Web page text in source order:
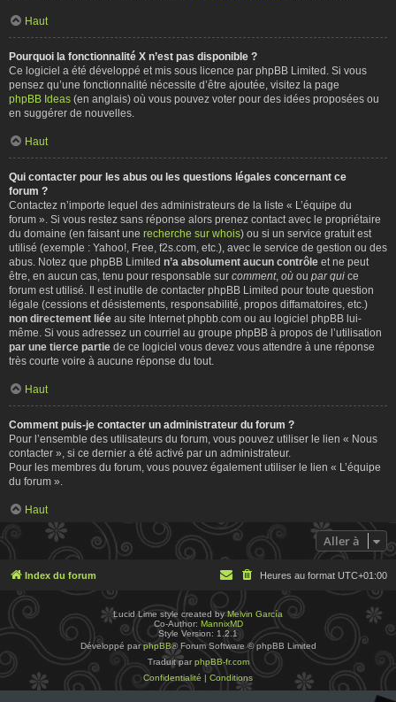
Haut
Pourquoi la fonctionnalité X n’est pas disponible ?
Ce logiciel a été développé et mis sous licence par phpBB Limited. Si vous
pensez qu’une fonctionnalité nécessite d’être ajoutée, visitez la page
phpBB Ideas (en anglais) où vous pouvez voter pour des idées proposées ou
en suggérer de nouvelles.
Haut
Qui contacter pour les abus ou les questions légales concernant ce
forum ?
Contactez n’importe lequel des administrateurs de la liste « L’équipe du
forum ». Si vous restez sans réponse alors prenez contact avec le propriétaire
du domaine (en faisant une recherche sur whois) ou si un service gratuit est
utilisé (exemple : Yahoo!, Free, f2s.com, etc.), avec le service de gestion ou des
abus. Notez que phpBB Limited n’a absolument aucun contrôle et ne peut
être, en aucun cas, tenu pour responsable sur comment, où ou par qui ce
forum est utilisé. Il est inutile de contacter phpBB Limited pour toute question
légale (cessions et désistements, responsabilité, propos diffamatoires, etc.)
non directement liée au site Internet phpbb.com ou au logiciel phpBB lui-
même. Si vous adressez un courriel au groupe phpBB à propos de l’utilisation
par une tierce partie de ce logiciel vous devez vous attendre à une réponse
très courte voire à aucune réponse du tout.
Haut
Comment puis-je contacter un administrateur du forum ?
Pour l’ensemble des utilisateurs du forum, vous pouvez utiliser le lien « Nous
contacter », si ce dernier a été activé par un administrateur.
Pour les membres du forum, vous pouvez également utiliser le lien « L’équipe
du forum ».
Haut
Aller à
Index du forum Heures au format UTC+01:00
Lucid Lime style created byMelvin García
Co-Author: MannixMD
Style Version: 1.2.1
Développé parphpBB® Forum Software © phpBB Limited
Traduit par phpBB-fr.com
Confidentialité | Conditions